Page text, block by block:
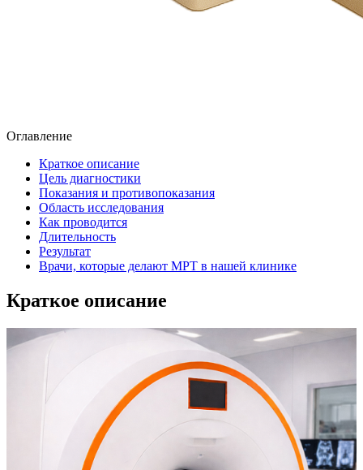
Оглавление
Краткое описание
Цель диагностики
Показания и противопоказания
Область исследования
Как проводится
Длительность
Результат
Врачи, которые делают МРТ в нашей клинике
Краткое описание